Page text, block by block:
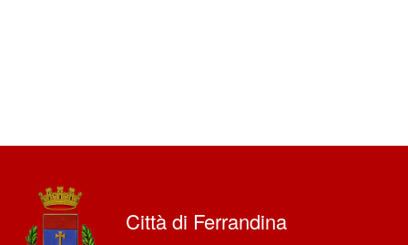
Città di Ferrandina